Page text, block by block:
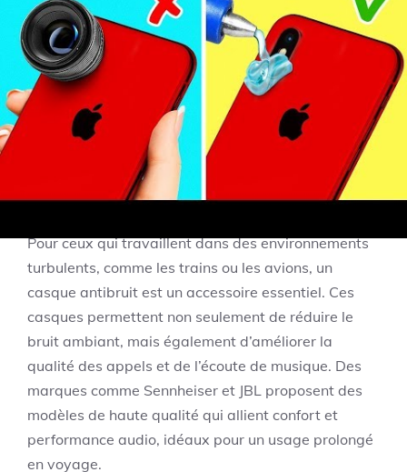
dans n’importe quel pays sans souci. En outre,
certains modèles intègrent aussi des ports USB, ce
qui vous permet de connecter plusieurs appareils
simultanément. Ainsi, vous ne vous retrouverez
jamais à court de batterie, où que vous soyez.
Casques antibruit : une oasis
de tranquillité
Pour ceux qui travaillent dans des environnements
turbulents, comme les trains ou les avions, un
casque antibruit est un accessoire essentiel. Ces
casques permettent non seulement de réduire le
bruit ambiant, mais également d’améliorer la
qualité des appels et de l’écoute de musique. Des
marques comme Sennheiser et JBL proposent des
modèles de haute qualité qui allient confort et
performance audio, idéaux pour un usage prolongé
en voyage.